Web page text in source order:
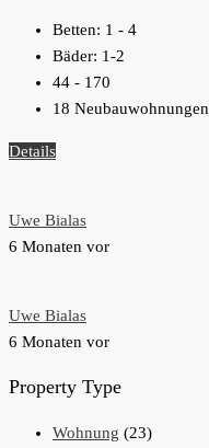
Betten: 1 - 4
Bäder: 1-2
44 - 170
18 Neubauwohnungen
Details
Uwe Bialas
6 Monaten vor
Uwe Bialas
6 Monaten vor
Property Type
Wohnung (23)